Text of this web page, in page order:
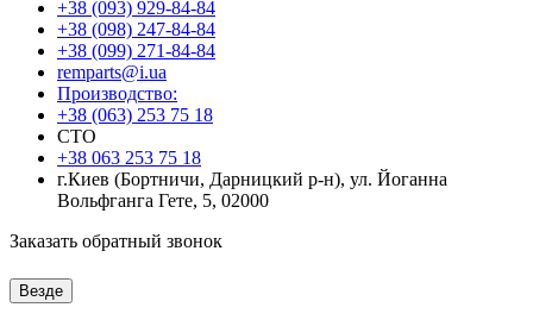
+38 (093) 929-84-84
+38 (098) 247-84-84
+38 (099) 271-84-84
remparts@i.ua
Производство:
+38 (063) 253 75 18
СТО
+38 063 253 75 18
г.Киев (Бортничи, Дарницкий р-н), ул. Йоганна
Вольфганга Гете, 5, 02000
Заказать обратный звонок
Везде